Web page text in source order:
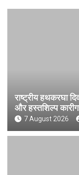
राष्ट्रीय हथकरघा
और हस्तशिल्प
7 August 2026